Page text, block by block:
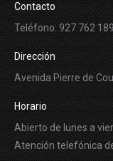
Contacto
Teléfono: 927 762
Dirección
Avenida Pierre de
Horario
Abierto de lunes a
Atención telefónica